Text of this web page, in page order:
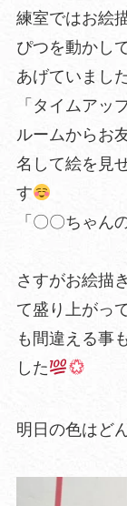
練室ではお絵
ぴつを動かし
あげていまし
「タイムアッ
ルームからお
名して絵を見
す
「〇〇ちゃん
わか
さすがお絵描
て盛り上がっ
も間違える事
した
明日の色はど